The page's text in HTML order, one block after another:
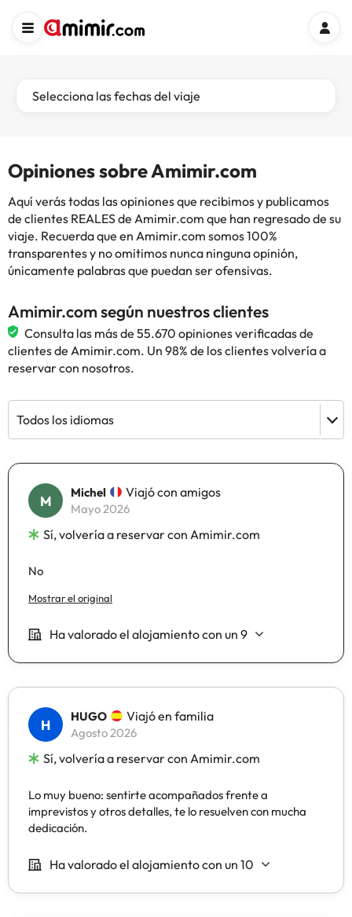
Selecciona las fechas del viaje
Opiniones sobre Amimir.com
Aquí verás todas las opiniones que recibimos y publicamos
de clientes REALES de Amimir.com que han regresado de su
viaje. Recuerda que en Amimir.com somos 100%
transparentes y no omitimos nunca ninguna opinión,
únicamente palabras que puedan ser ofensivas.
Amimir.com según nuestros clientes
Consulta las más de 55.670 opiniones verificadas de
clientes de Amimir.com. Un 98% de los clientes volvería a
reservar con nosotros.